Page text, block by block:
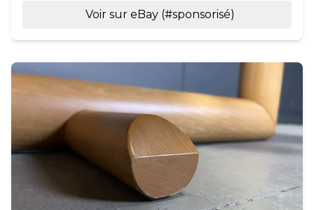
Voir sur eBay (#sponsorisé)